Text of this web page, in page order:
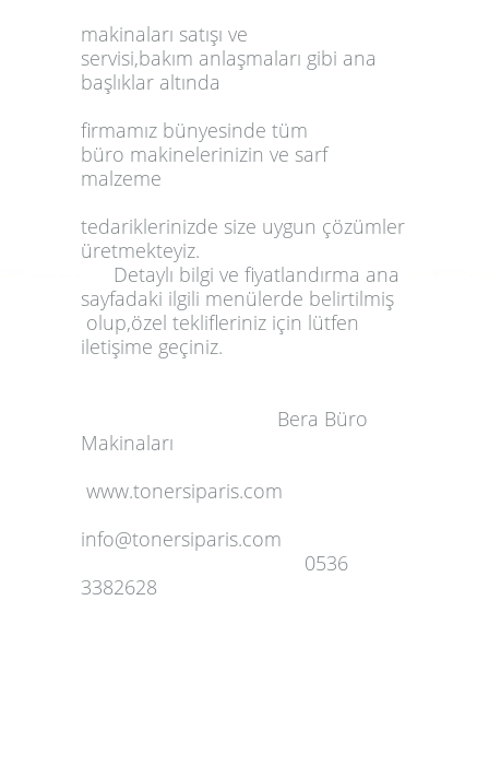
makinaları satışı ve
servisi,bakım anlaşmaları gibi ana
başlıklar altında
firmamız bünyesinde tüm
büro makinelerinizin ve sarf
malzeme
tedariklerinizde size uygun çözümler
üretmekteyiz.
Detaylı bilgi ve fiyatlandırma ana
sayfadaki ilgili menülerde belirtilmiş
olup,özel teklifleriniz için lütfen
iletişime geçiniz.
Bera Büro
Makinaları
www.tonersiparis.com
info@tonersiparis.com
0536
3382628